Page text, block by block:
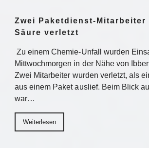
Zwei Paketdienst-Mitarbeiter
Säure verletzt
Zu einem Chemie-Unfall wurden
Mittwochmorgen in der Nähe von
Zwei Mitarbeiter wurden verletzt, als
aus einem Paket auslief. Beim Blick
war…
Weiterlesen